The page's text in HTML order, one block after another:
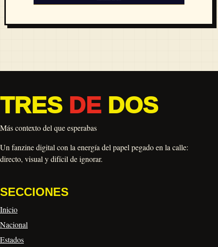
TRES DEDOS
Más contexto del que esperabas
Un fanzine digital con la energía del papel pegado en la calle:
directo, visual y difícil de ignorar.
SECCIONES
Inicio
Nacional
Estados